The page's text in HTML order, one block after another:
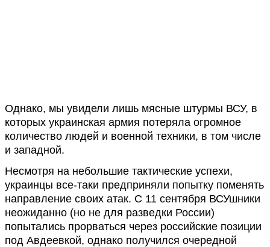
Однако, мы увидели лишь мясные штурмы ВСУ, в
которых украинская армия потеряла огромное
количество людей и военной техники, в том числе
и западной.
Несмотря на небольшие тактические успехи,
украинцы все-таки предприняли попытку поменять
направление своих атак. С 11 сентября ВСУшники
неожиданно (но не для разведки России)
попытались прорваться через российские позиции
под Авдеевкой, однако получился очередной